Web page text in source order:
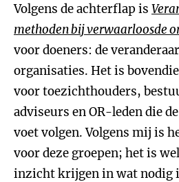
Volgens de achterflap is
methoden bij verwaarloosde
voor doeners: de
organisaties. Het is
voor toezichthouders,
adviseurs en OR-leden die
voet volgen. Volgens mij is
voor deze groepen; het is
inzicht krijgen in wat nodig